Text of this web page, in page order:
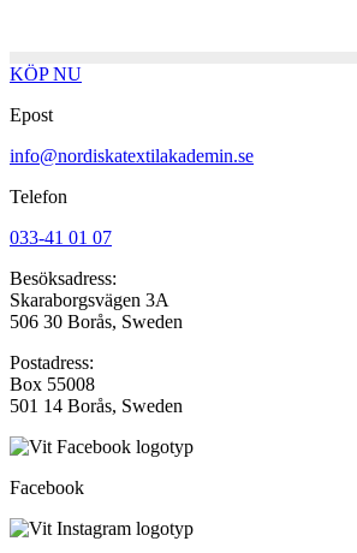
KÖP NU
Epost
info@nordiskatextilakademin.se
Telefon
033-41 01 07
Besöksadress:
Skaraborgsvägen 3A
506 30 Borås, Sweden
Postadress:
Box 55008
501 14 Borås, Sweden
Facebook